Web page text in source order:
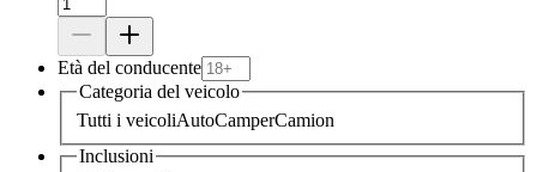
Età del conducente
Categoria del veicolo
Tutti i veicoliAutoCamperCamion
Inclusioni